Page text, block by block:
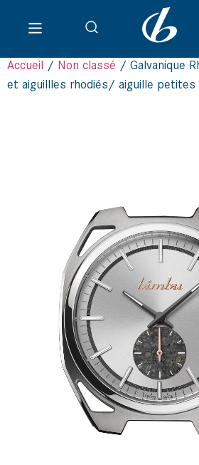
Accueil / Non classé / Galvanique
et aiguillles rhodiés/ aiguille petites